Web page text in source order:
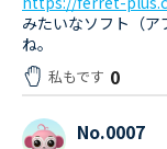
みたいなソフト（
ね。
私もです 0
No.0007